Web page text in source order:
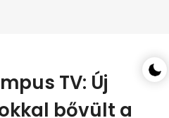
TV: Új
bővült a